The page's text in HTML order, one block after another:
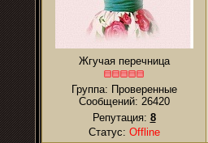
Жгучая перечница
Группа: Проверенные
Сообщений: 26420
Репутация: 8
Статус: Offline